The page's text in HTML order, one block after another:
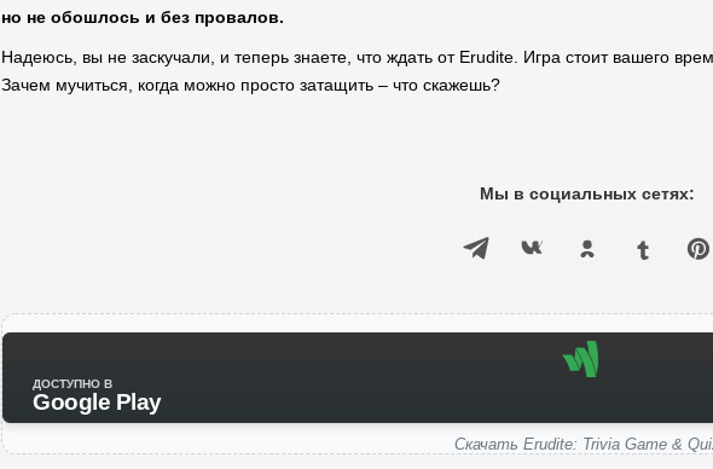
но не обошлось и без провалов.
Надеюсь, вы не заскучали, и теперь знаете, что ждать от Erudite. Игра стоит вашего
Зачем мучиться, когда можно просто затащить – что скажешь?
Мы в социальных сетях:
ДОСТУПНО В
Google Play
Скачать Erudite: Trivia Game &